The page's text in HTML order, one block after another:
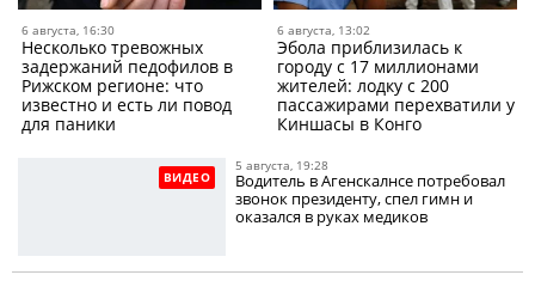
6 августа, 16:30
Несколько тревожных
задержаний педофилов в
Рижском регионе: что
известно и есть ли повод
для паники
6 августа, 13:02
Эбола приблизилась к
городу с 17 миллионами
жителей: лодку с 200
пассажирами перехватили у
Киншасы в Конго
ВИДЕО
5 августа, 19:28
Водитель в Агенскалнсе потребовал
звонок президенту, спел гимн и
оказался в руках медиков